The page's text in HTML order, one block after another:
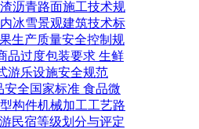
沥青路面施工技术规
冰雪景观建筑技术标
生产质量安全控制规
品过度包装要求 生鲜
游乐设施安全规范
安全国家标准 食品微
构件机械加工工艺路
民宿等级划分与评定